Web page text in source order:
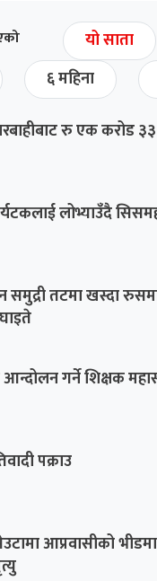
यो साता
६ महिना
रु एक करोड
लोभ्याउँदै
समुद्री तटमा खस्दा
गर्ने शिक्षक
पक्राउ
आप्रवासीको